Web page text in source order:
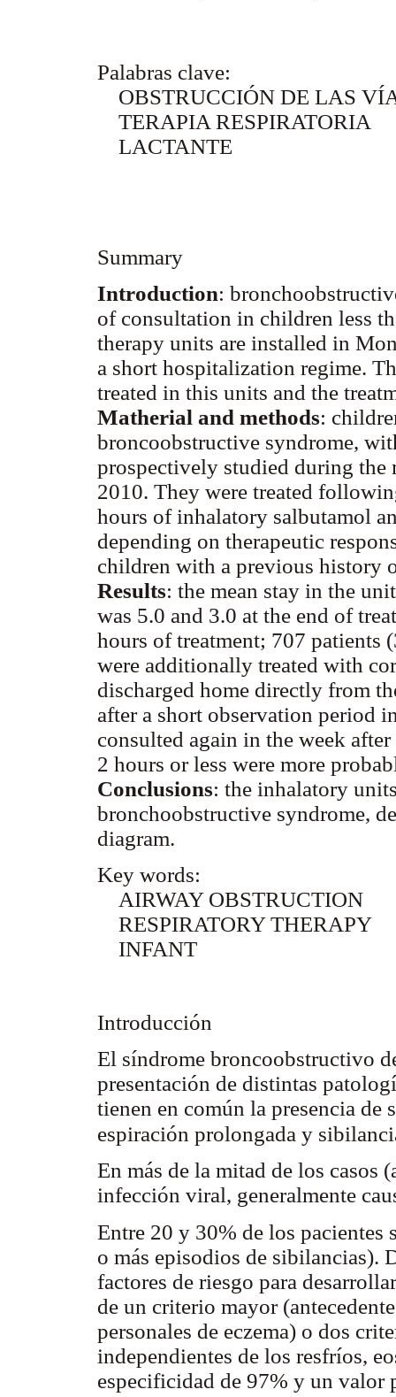
Palabras clave:
OBSTRUCCIÓN DE LAS
TERAPIA RESPIRATORIA
LACTANTE
Summary
Introduction:
of consultation in children less
therapy units are installed in
a short hospitalization regime.
treated in this units and the
Matherial and methods:
broncoobstructive syndrome,
prospectively studied during the
2010. They were treated
hours of inhalatory salbutamol
depending on therapeutic
children with a previous history
Results: the mean stay in the
was 5.0 and 3.0 at the end of
hours of treatment; 707 patients
were additionally treated with
discharged home directly from
after a short observation period
consulted again in the week
2 hours or less were more
Conclusions: the inhalatory
bronchoobstructive syndrome,
diagram.
Key words:
AIRWAY OBSTRUCTION
RESPIRATORY THERAPY
INFANT
Introducción
El síndrome broncoobstructivo
presentación de distintas
tienen en común la presencia
espiración prolongada y
En más de la mitad de los casos
infección viral, generalmente
Entre 20 y 30% de los pacientes
o más episodios de sibilancias).
factores de riesgo para
de un criterio mayor
personales de eczema) o dos
independientes de los resfríos,
especificidad de 97% y un